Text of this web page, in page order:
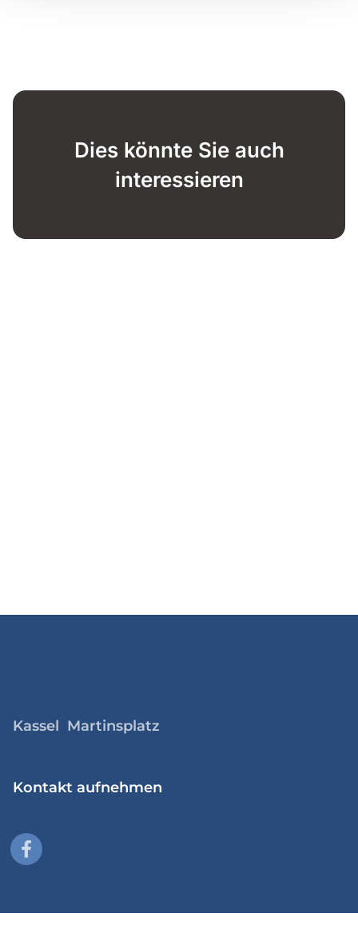
Dies könnte Sie auch
interessieren
Kassel Martinsplatz
Kontakt aufnehmen